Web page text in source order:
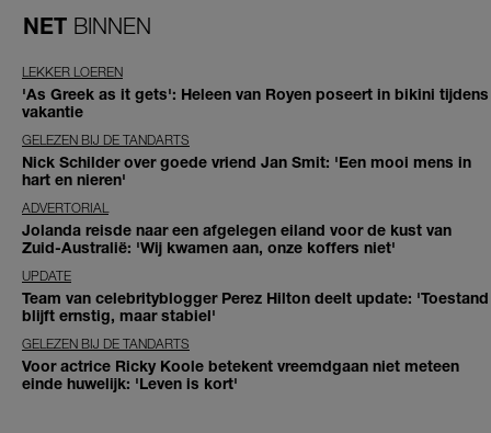
NET BINNEN
LEKKER LOEREN
'As Greek as it gets': Heleen van Royen poseert in bikini tijdens
vakantie
GELEZEN BIJ DE TANDARTS
Nick Schilder over goede vriend Jan Smit: 'Een mooi mens in
hart en nieren'
ADVERTORIAL
Jolanda reisde naar een afgelegen eiland voor de kust van
Zuid-Australië: 'Wij kwamen aan, onze koffers niet'
UPDATE
Team van celebrityblogger Perez Hilton deelt update: 'Toestand
blijft ernstig, maar stabiel'
GELEZEN BIJ DE TANDARTS
Voor actrice Ricky Koole betekent vreemdgaan niet meteen
einde huwelijk: 'Leven is kort'